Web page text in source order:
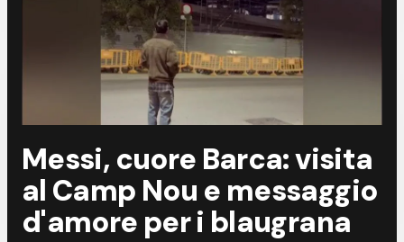
Messi, cuore Barca: visita
al Camp Nou e messaggio
d'amore per i blaugrana